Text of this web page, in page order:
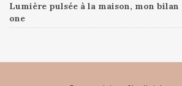
Lumière pulsée à la maison, mon
one